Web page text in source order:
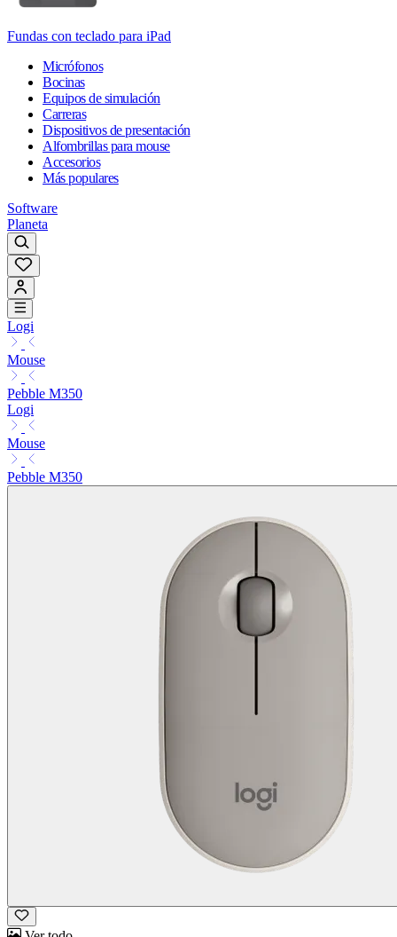
Fundas con teclado para iPad
Micrófonos
Bocinas
Equipos de simulación
Carreras
Dispositivos de presentación
Alfombrillas para mouse
Accesorios
Más populares
Software
Planeta
Logi
Mouse
Pebble M350
Logi
Mouse
Pebble M350